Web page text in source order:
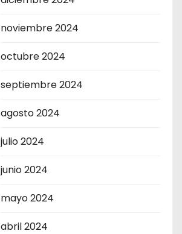
noviembre 2024
octubre 2024
septiembre 2024
agosto 2024
julio 2024
junio 2024
mayo 2024
abril 2024